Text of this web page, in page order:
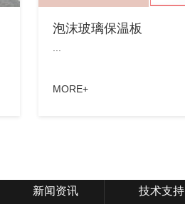
泡沫玻璃保温板
MORE+
新闻资讯 技术支持